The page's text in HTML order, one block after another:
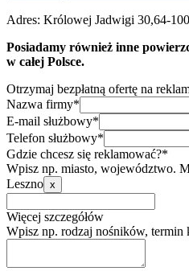
Adres: Królowej Jadwigi 30,64-
Posiadamy również inne
w całej Polsce.
Otrzymaj bezpłatną ofertę na
Nazwa firmy*
E-mail służbowy*
Telefon służbowy*
Gdzie chcesz się reklamować?*
Wpisz np. miasto, województwo.
Leszno x
Więcej szczegółów
Wpisz np. rodzaj nośników, termin